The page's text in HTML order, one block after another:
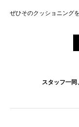
ぜひそのクッショニング
スタッフ一同